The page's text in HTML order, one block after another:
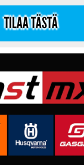
TILAA TÄSTÄ